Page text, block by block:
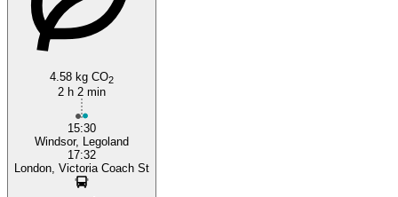
4.58 kg CO2
2 h 2 min
15:30
Windsor, Legoland
17:32
London, Victoria Coach St